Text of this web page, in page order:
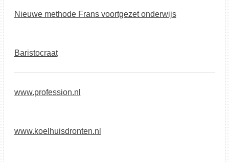
Nieuwe methode Frans voortgezet onderwijs
Baristocraat
www.profession.nl
www.koelhuisdronten.nl